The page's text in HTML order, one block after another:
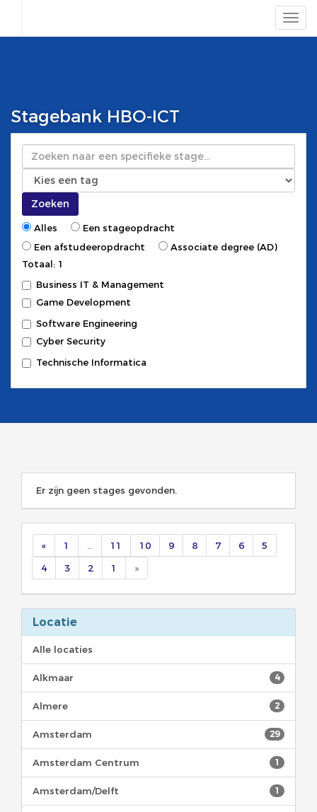
Stagebank HBO-ICT
Zoeken
Zoeken
Alles
Een stageopdracht
Een afstudeeropdracht
Associate degree (AD)
Totaal: 1
Business IT & Management
Game Development
Software Engineering
Cyber Security
Technische Informatica
Er zijn geen stages gevonden.
« 1 11 10 9 8 7 6
5
4
3 2 1 »
Locatie
Alle locaties
4
Alkmaar
2
Almere
29
Amsterdam
1
Amsterdam Centrum
1
Amsterdam/Delft